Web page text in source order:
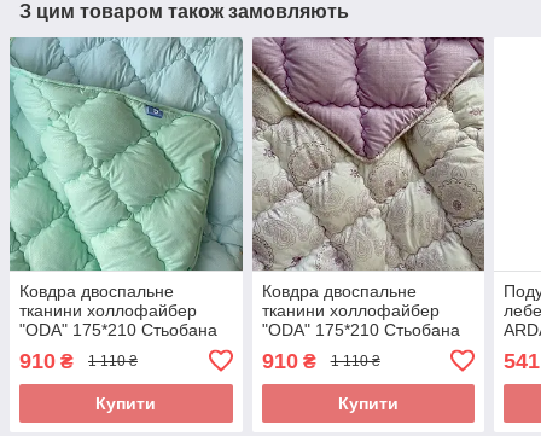
З цим товаром також замовляють
Ковдра двоспальне
тканини холлофайбер
"ODA" 175*210 Стьобана
910 ₴ 1 110 ₴
Купити
Ковдра двоспальне
тканини холлофайбер
"ODA" 175*210 Стьобана
910₴ 1 110 ₴
Купити
541